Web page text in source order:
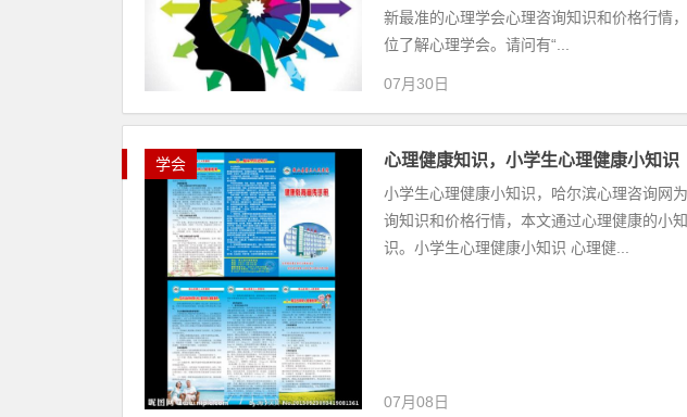
新最准的心理学会心理咨询知识和价格行情
位了解心理学会。请问有“...
07月30日
学会 心理健康知识，小学生心理健康小知识
小学生心理健康小知识，哈尔滨心理咨询网
询知识和价格行情，本文通过心理健康的小
识。小学生心理健康小知识 心理健...
07月08日